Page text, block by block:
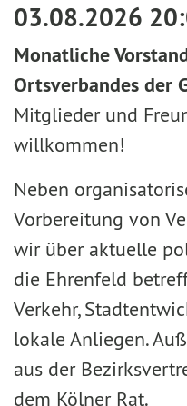
03.08.2026
Monatliche
Ortsverbandes der
Mitglieder und
willkommen!
Neben
Vorbereitung von
wir über aktuelle
die Ehrenfeld
Verkehr,
lokale Anliegen.
aus der
dem Kölner Rat.